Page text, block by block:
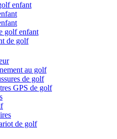
enfant
golf enfant
de golf
au golf
de golf
GPS de golf
de golf